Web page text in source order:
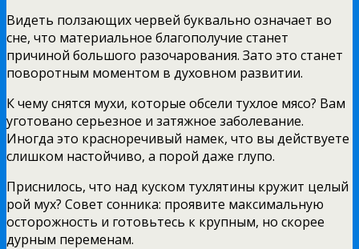
Видеть ползающих червей буквально означает во
сне, что материальное благополучие станет
причиной большого разочарования. Зато это станет
поворотным моментом в духовном развитии.
К чему снятся мухи, которые обсели тухлое мясо? Вам
уготовано серьезное и затяжное заболевание.
Иногда это красноречивый намек, что вы действуете
слишком настойчиво, а порой даже глупо.
Приснилось, что над куском тухлятины кружит целый
рой мух? Совет сонника: проявите максимальную
осторожность и готовьтесь к крупным, но скорее
дурным переменам.